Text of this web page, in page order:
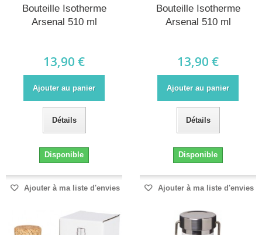
Bouteille Isotherme
Arsenal 510 ml
13,90 €
Ajouter au panier
Détails
Disponible
Ajouter à ma liste d'envies
Bouteille Isotherme
Arsenal 510 ml
13,90 €
Ajouter au panier
Détails
Disponible
Ajouter à ma liste d'envies